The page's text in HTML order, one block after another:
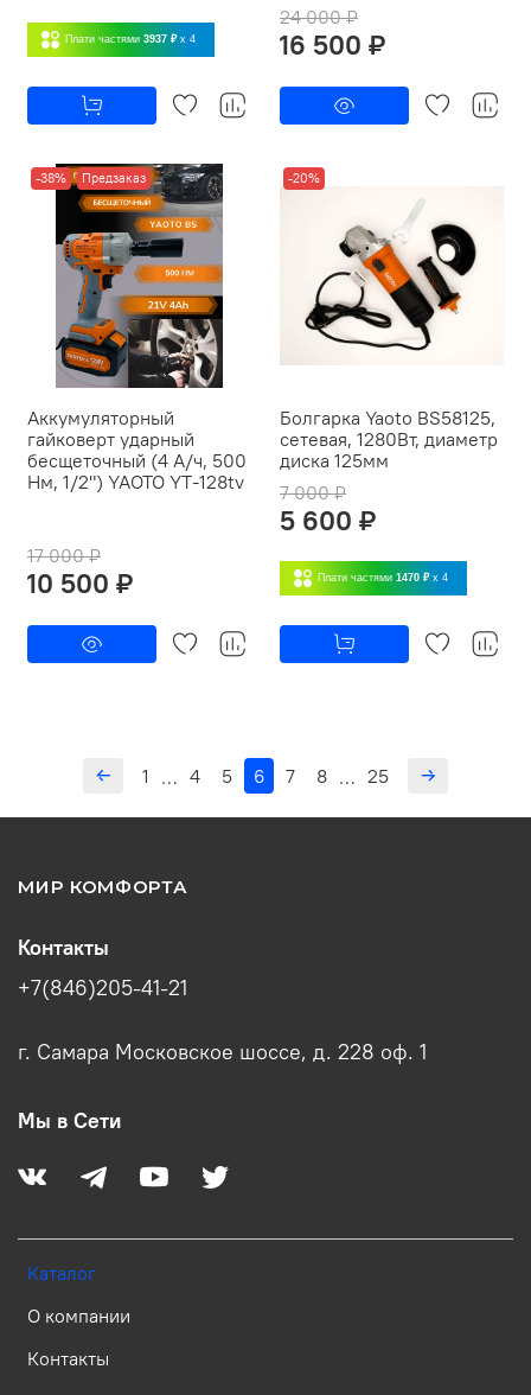
Плати частями 3937 ₽ x 4
24 000 ₽
16 500 ₽
-38% Предзаказ
Аккумуляторный
гайковерт ударный
бесщеточный (4 А/ч, 500
Нм, 1/2") YAOTO YT-128tv
17 000 ₽
10 500 ₽
-20%
Болгарка Yaoto BS58125,
сетевая, 1280Вт, диаметр
диска 125мм
7 000 ₽
5 600 ₽
Плати частями 1470 ₽ x 4
1 … 4 5 6 7 8 … 25
МИР КОМФОРТА
Каталог
О компании
Контакты
Контакты
+7(846)205-41-21
г. Самара Московское шоссе, д. 228 оф. 1
Мы в Сети